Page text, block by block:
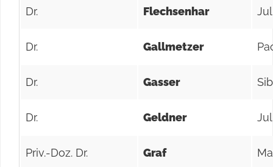
Dr. Flechsenhar
Dr. Gallmetzer
Dr. Gasser
Dr. Geldner
Priv.-Doz. Dr. Graf